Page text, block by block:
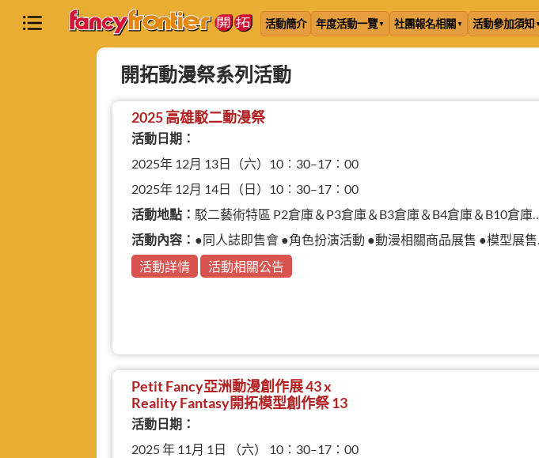
活動簡介 年度活動一覽 社團報名相關 活動參加須知
開拓動漫祭系列活動
2025 高雄駁二動漫祭
活動日期：
2025年 12月 13日（六）10︰30–17︰00
2025年 12月 14日（日）10︰30–17︰00
活動地點： 駁二藝術特區 P2倉庫＆P3倉庫＆B3倉庫＆B4倉庫＆B10倉庫＆自行車倉庫
活動內容： ●同人誌即售會 ●角色扮演活動 ●動漫相關商品展售 ●模型展售 ●二手物品販售攤
活動詳情
活動相關公告
Petit Fancy亞洲動漫創作展 43 x
Reality Fantasy開拓模型創作祭 13
活動日期：
2025 年 11月 1日 （六） 10：30–17：00